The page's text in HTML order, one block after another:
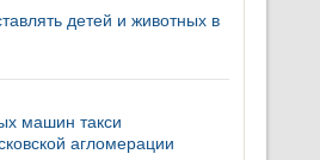
детей и животных в
машин такси
агломерации